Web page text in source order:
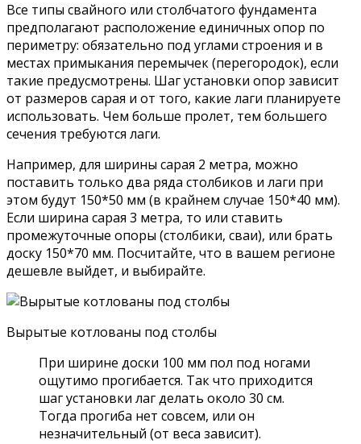
Все типы свайного или столбчатого фундамента
предполагают расположение единичных опор по
периметру: обязательно под углами строения и в
местах примыкания перемычек (перегородок), если
такие предусмотрены. Шаг установки опор зависит
от размеров сарая и от того, какие лаги планируете
использовать. Чем больше пролет, тем большего
сечения требуются лаги.
Например, для ширины сарая 2 метра, можно
поставить только два ряда столбиков и лаги при
этом будут 150*50 мм (в крайнем случае 150*40 мм).
Если ширина сарая 3 метра, то или ставить
промежуточные опоры (столбики, сваи), или брать
доску 150*70 мм. Посчитайте, что в вашем регионе
дешевле выйдет, и выбирайте.
Вырытые котлованы под столбы
При ширине доски 100 мм пол под ногами
ощутимо прогибается. Так что приходится
шаг установки лаг делать около 30 см.
Тогда прогиба нет совсем, или он
незначительный (от веса зависит).